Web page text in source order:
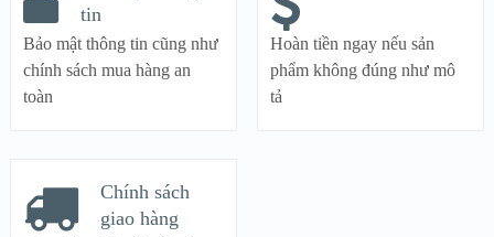
tin
Bảo mật thông tin cũng như
chính sách mua hàng an
toàn
Hoàn tiền ngay nếu sản
phẩm không đúng như mô
tả
Chính sách
giao hàng